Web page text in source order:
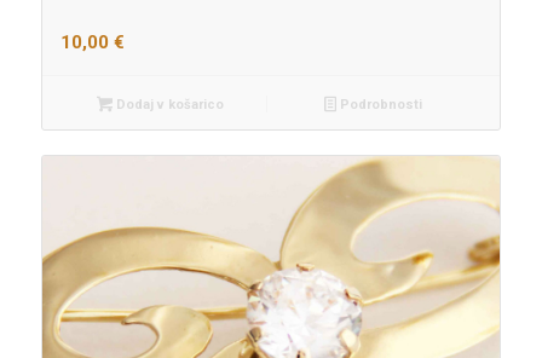
10,00 €
Dodaj v košarico Podrobnosti